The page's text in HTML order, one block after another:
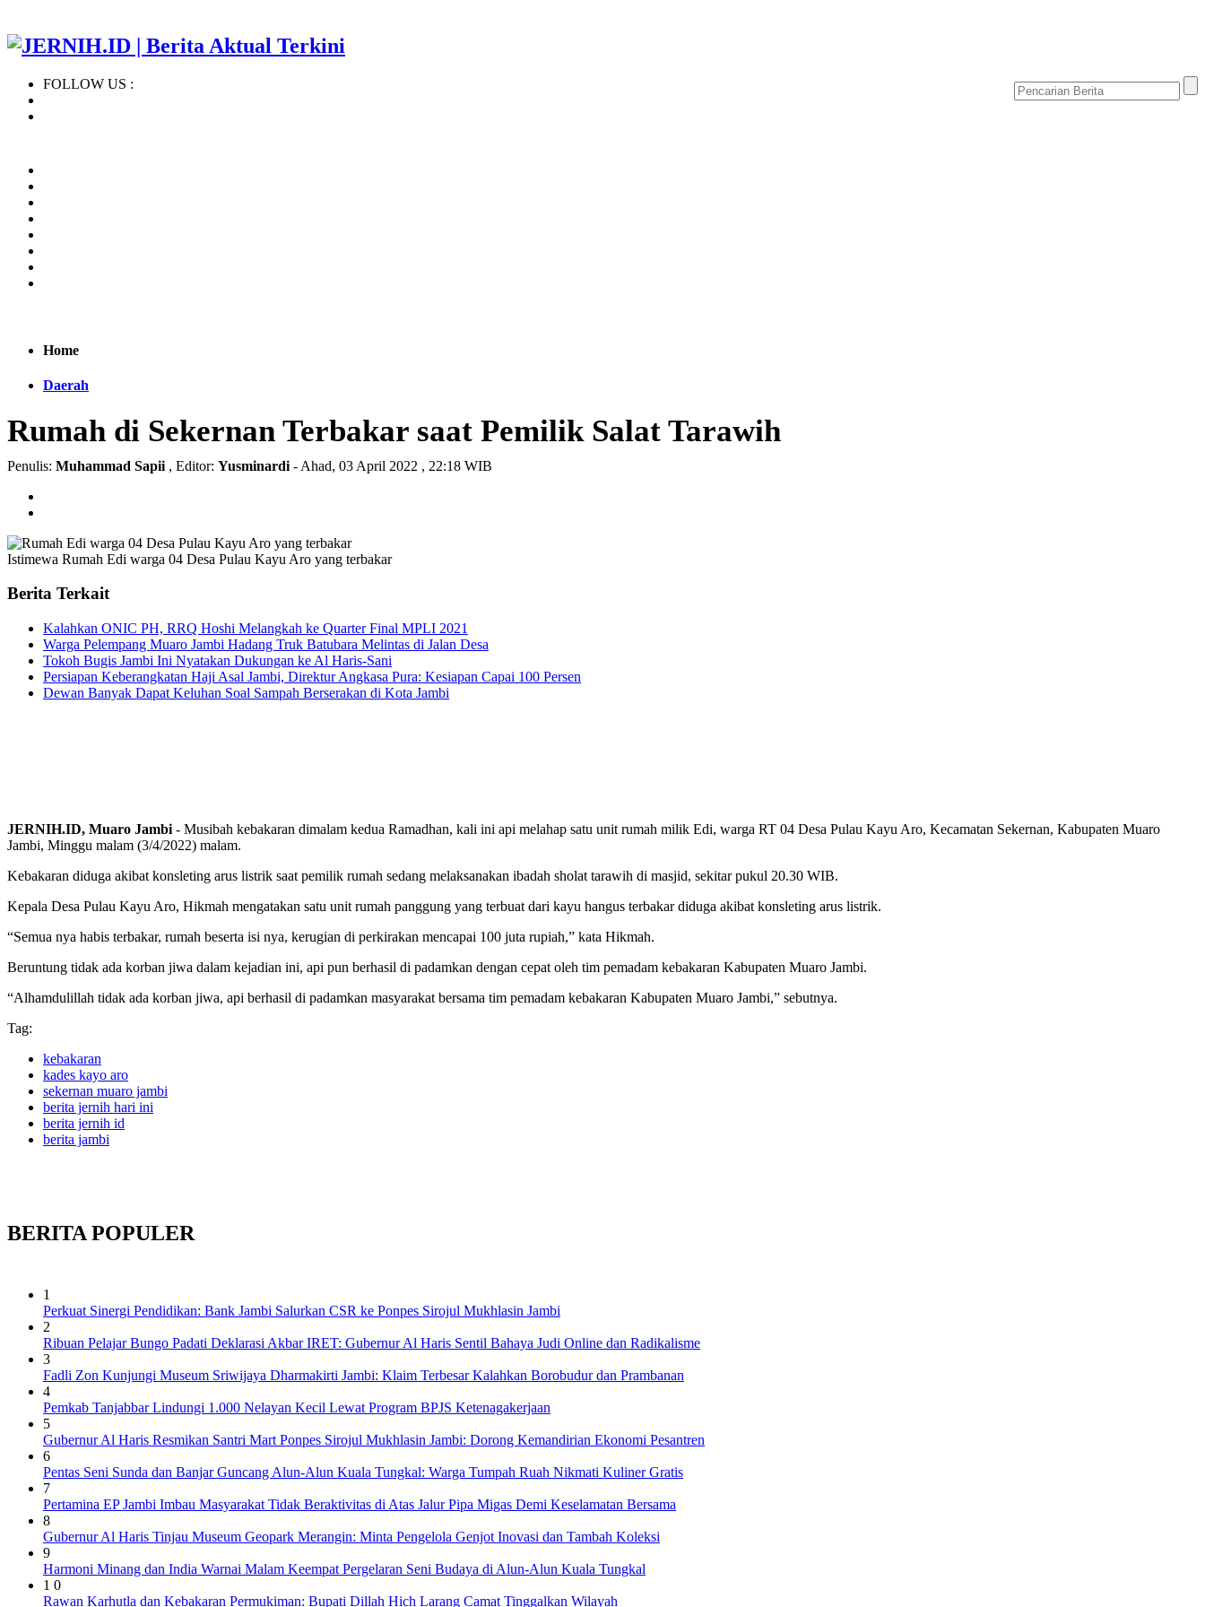
FOLLOW US :
Home
Daerah
Rumah di Sekernan Terbakar saat Pemilik Salat Tarawih
Penulis: Muhammad Sapii , Editor: Yusminardi - Ahad, 03 April 2022 , 22:18 WIB
Istimewa Rumah Edi warga 04 Desa Pulau Kayu Aro yang terbakar
Berita Terkait
Kalahkan ONIC PH, RRQ Hoshi Melangkah ke Quarter Final MPLI 2021
Warga Pelempang Muaro Jambi Hadang Truk Batubara Melintas di Jalan Desa
Tokoh Bugis Jambi Ini Nyatakan Dukungan ke Al Haris-Sani
Persiapan Keberangkatan Haji Asal Jambi, Direktur Angkasa Pura: Kesiapan Capai 100 Persen
Dewan Banyak Dapat Keluhan Soal Sampah Berserakan di Kota Jambi
JERNIH.ID, Muaro Jambi - Musibah kebakaran dimalam kedua Ramadhan, kali ini api melahap satu unit rumah milik Edi, warga RT 04 Desa Pulau Kayu Aro, Kecamatan Sekernan, Kabupaten Muaro
Jambi, Minggu malam (3/4/2022) malam.
Kebakaran diduga akibat konsleting arus listrik saat pemilik rumah sedang melaksanakan ibadah sholat tarawih di masjid, sekitar pukul 20.30 WIB.
Kepala Desa Pulau Kayu Aro, Hikmah mengatakan satu unit rumah panggung yang terbuat dari kayu hangus terbakar diduga akibat konsleting arus listrik.
“Semua nya habis terbakar, rumah beserta isi nya, kerugian di perkirakan mencapai 100 juta rupiah,” kata Hikmah.
Beruntung tidak ada korban jiwa dalam kejadian ini, api pun berhasil di padamkan dengan cepat oleh tim pemadam kebakaran Kabupaten Muaro Jambi.
“Alhamdulillah tidak ada korban jiwa, api berhasil di padamkan masyarakat bersama tim pemadam kebakaran Kabupaten Muaro Jambi,” sebutnya.
Tag:
kebakaran
kades kayo aro
sekernan muaro jambi
berita jernih hari ini
berita jernih id
berita jambi
BERITA POPULER
1
Perkuat Sinergi Pendidikan: Bank Jambi Salurkan CSR ke Ponpes Sirojul Mukhlasin Jambi
2
Ribuan Pelajar Bungo Padati Deklarasi Akbar IRET: Gubernur Al Haris Sentil Bahaya Judi Online dan Radikalisme
3
Fadli Zon Kunjungi Museum Sriwijaya Dharmakirti Jambi: Klaim Terbesar Kalahkan Borobudur dan Prambanan
4
Pemkab Tanjabbar Lindungi 1.000 Nelayan Kecil Lewat Program BPJS Ketenagakerjaan
5
Gubernur Al Haris Resmikan Santri Mart Ponpes Sirojul Mukhlasin Jambi: Dorong Kemandirian Ekonomi Pesantren
6
Pentas Seni Sunda dan Banjar Guncang Alun-Alun Kuala Tungkal: Warga Tumpah Ruah Nikmati Kuliner Gratis
7
Pertamina EP Jambi Imbau Masyarakat Tidak Beraktivitas di Atas Jalur Pipa Migas Demi Keselamatan Bersama
8
Gubernur Al Haris Tinjau Museum Geopark Merangin: Minta Pengelola Genjot Inovasi dan Tambah Koleksi
9
Harmoni Minang dan India Warnai Malam Keempat Pergelaran Seni Budaya di Alun-Alun Kuala Tungkal
1 0
Rawan Karhutla dan Kebakaran Permukiman: Bupati Dillah Hich Larang Camat Tinggalkan Wilayah